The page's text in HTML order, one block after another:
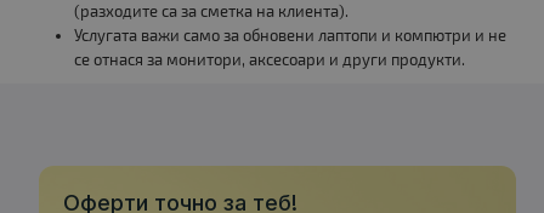
(разходите са за сметка на клиента).
Услугата важи само за обновени лаптопи и компютри и не
се отнася за монитори, аксесоари и други продукти.
Оферти точно за теб!